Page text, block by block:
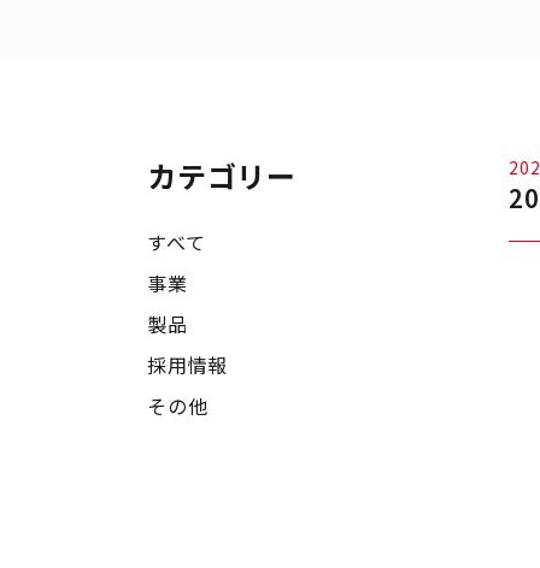
カテゴリー
すべて
事業
製品
採用情報
その他